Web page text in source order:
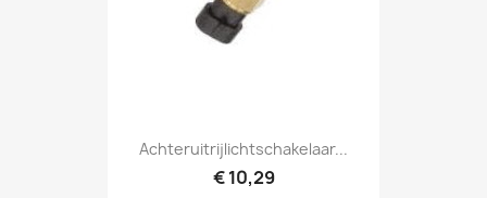
Achteruitrijlichtschakelaar...
€ 10,29